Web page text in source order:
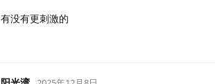
有没有更刺激的